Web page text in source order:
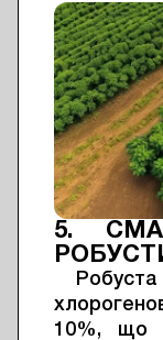
5.
10%, що